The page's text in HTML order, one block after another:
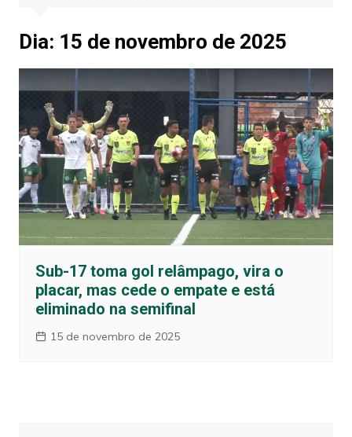
Dia: 15 de novembro de 2025
Sub-17 toma gol relâmpago, vira o
placar, mas cede o empate e está
eliminado na semifinal
15 de novembro de 2025